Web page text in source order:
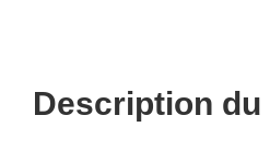
Description